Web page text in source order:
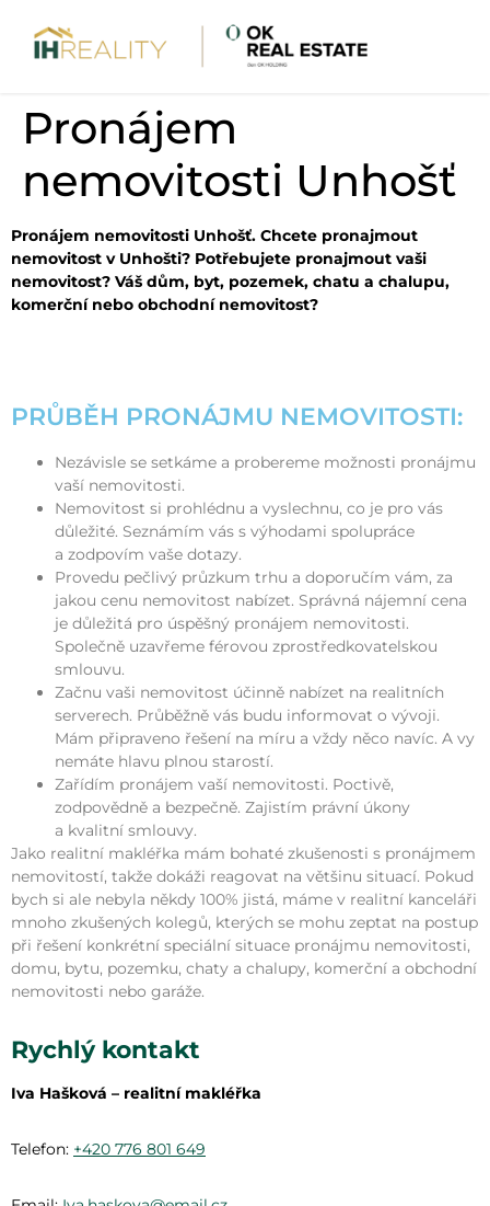
Pronájem
nemovitosti Unhošť
Pronájem nemovitosti Unhošť. Chcete pronajmout
nemovitost v Unhošti? Potřebujete pronajmout vaši
nemovitost? Váš dům, byt, pozemek, chatu a chalupu,
komerční nebo obchodní nemovitost?
PRŮBĚH PRONÁJMU NEMOVITOSTI:
Nezávisle se setkáme a probereme možnosti pronájmu
vaší nemovitosti.
Nemovitost si prohlédnu a vyslechnu, co je pro vás
důležité. Seznámím vás s výhodami spolupráce
a zodpovím vaše dotazy.
Provedu pečlivý průzkum trhu a doporučím vám, za
jakou cenu nemovitost nabízet. Správná nájemní cena
je důležitá pro úspěšný pronájem nemovitosti.
Společně uzavřeme férovou zprostředkovatelskou
smlouvu.
Začnu vaši nemovitost účinně nabízet na realitních
serverech. Průběžně vás budu informovat o vývoji.
Mám připraveno řešení na míru a vždy něco navíc. A vy
nemáte hlavu plnou starostí.
Zařídím pronájem vaší nemovitosti. Poctivě,
zodpovědně a bezpečně. Zajistím právní úkony
a kvalitní smlouvy.
Jako realitní makléřka mám bohaté zkušenosti s pronájmem
nemovitostí, takže dokáži reagovat na většinu situací. Pokud
bych si ale nebyla někdy 100% jistá, máme v realitní kanceláři
mnoho zkušených kolegů, kterých se mohu zeptat na postup
při řešení konkrétní speciální situace pronájmu nemovitosti,
domu, bytu, pozemku, chaty a chalupy, komerční a obchodní
nemovitosti nebo garáže.
Rychlý kontakt
Iva Hašková – realitní makléřka
Telefon: +420 776 801 649